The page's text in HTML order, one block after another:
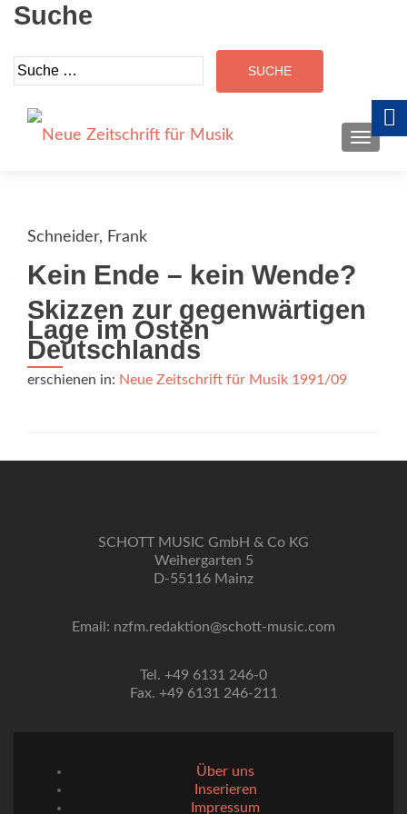
Suche
Suche
nach:
Schneider, Frank
Kein Ende – kein Wende?
Skizzen zur gegenwärtigen
Lage im Osten
Deutschlands
erschienen in: Neue Zeitschrift für Musik 1991/09
SCHOTT MUSIC GmbH & Co KG
Weihergarten 5
D-55116 Mainz
Email: nzfm.redaktion@schott-music.com
Tel. +49 6131 246-0
Fax. +49 6131 246-211
Über uns
Inserieren
Impressum